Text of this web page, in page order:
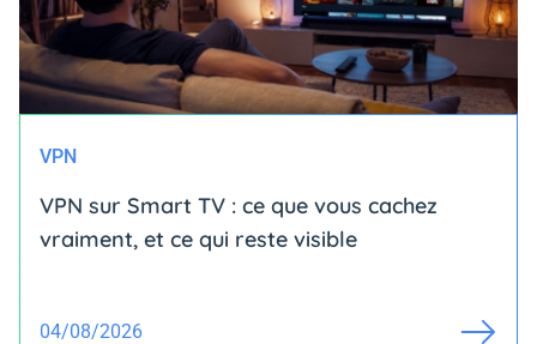
VPN
VPN sur Smart TV : ce que vous cachez
vraiment, et ce qui reste visible
04/08/2026